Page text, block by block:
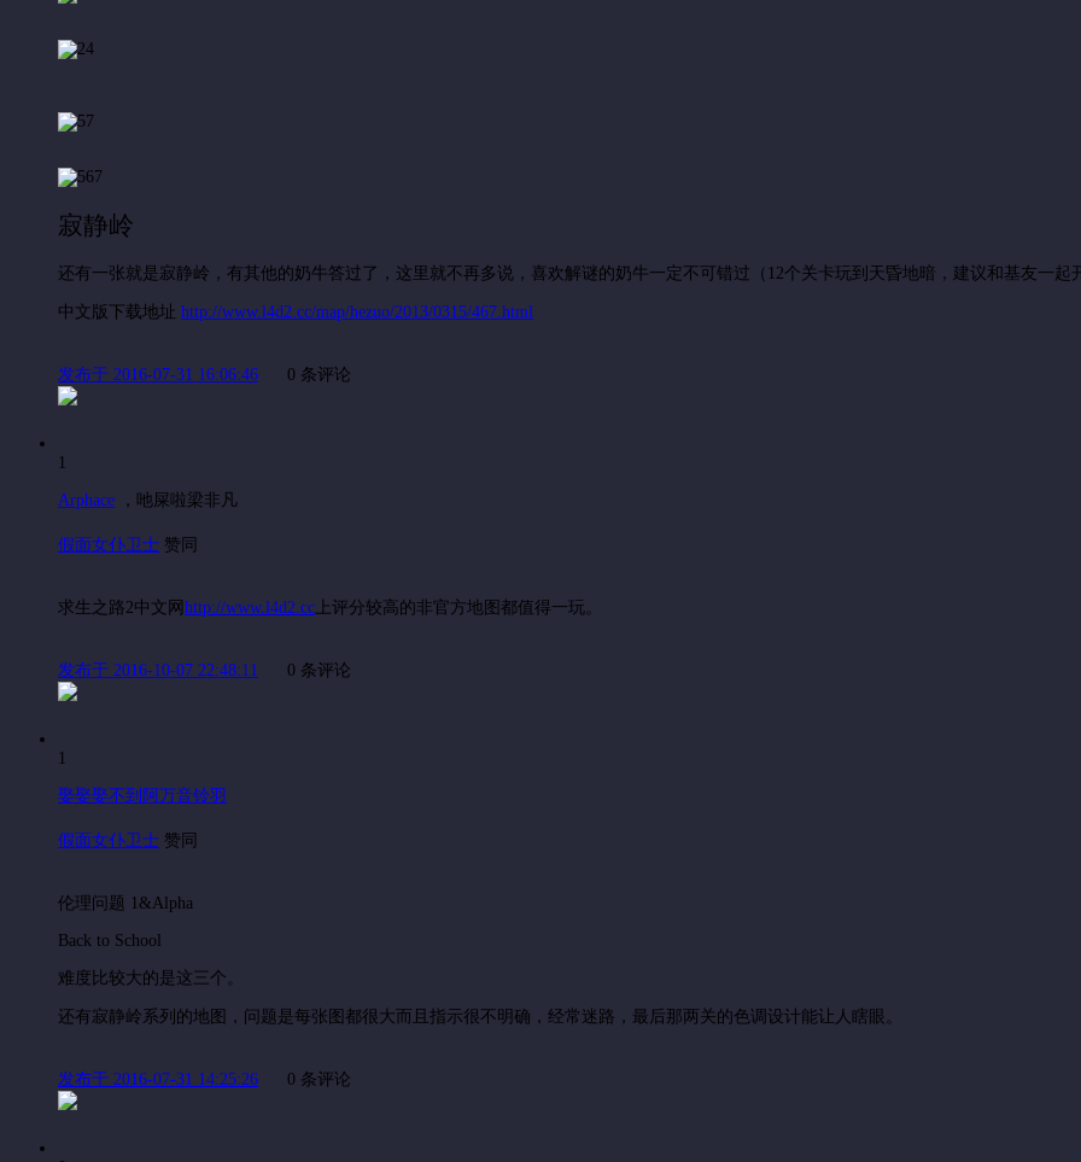
寂静岭
还有一张就是寂静岭，有其他的奶牛答过了，这里就不再多说，喜欢解谜的奶牛一定不可错过（12个关卡玩到天昏地暗，建议和基友一起
中文版下载地址 http://www.l4d2.cc/map/hezuo/2013/0315/467.html
发布于 2016-07-31 16:06:46 0 条评论
1
Arphace ， 吔屎啦梁非凡
假面女仆卫士 赞同
求生之路2中文网 http://www.l4d2.cc 上评分较高的非官方地图都值得一玩。
发布于 2016-10-07 22:48:11 0 条评论
1
娶娶娶不到阿万音铃羽
假面女仆卫士 赞同
伦理问题 1&Alpha
Back to School
难度比较大的是这三个。
还有寂静岭系列的地图，问题是每张图都很大而且指示很不明确，经常迷路，最后那两关的色调设计能让人瞎眼。
发布于 2016-07-31 14:25:26 0 条评论